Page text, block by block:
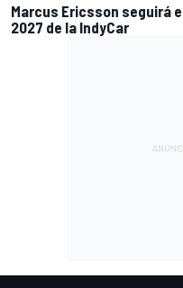
Marcus Ericsson seguirá
2027 de la IndyCar